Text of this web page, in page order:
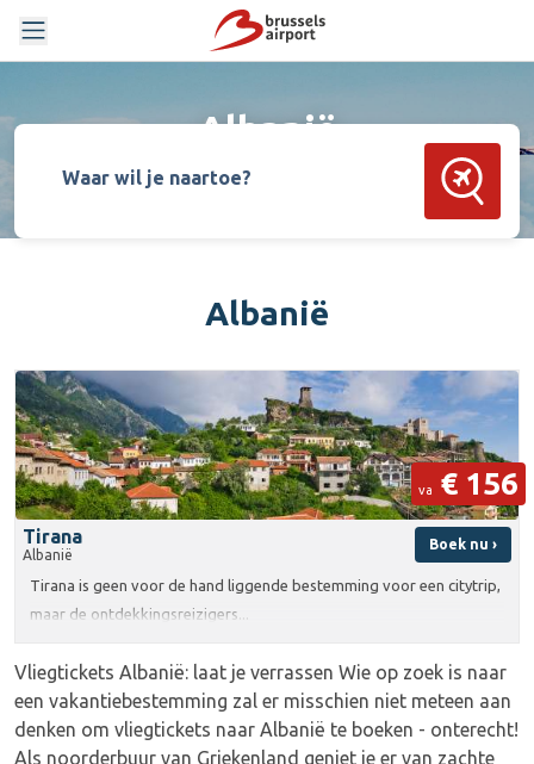
Albanië
Waar wil je naartoe? Zoek
Albanië
va € 156
Tirana
Albanië
Boek nu ›
Tirana is geen voor de hand liggende bestemming voor een citytrip,
maar de ontdekkingsreizigers...
Vliegtickets Albanië: laat je verrassen Wie op zoek is naar
een vakantiebestemming zal er misschien niet meteen aan
denken om vliegtickets naar Albanië te boeken - onterecht!
Als noorderbuur van Griekenland geniet je er van zachte